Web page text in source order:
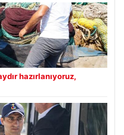
hazırlanıyoruz,